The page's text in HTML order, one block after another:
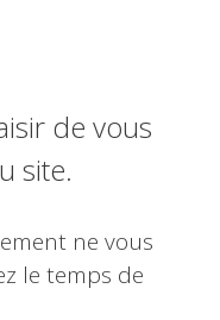
de vous
site.
ne vous
le temps de